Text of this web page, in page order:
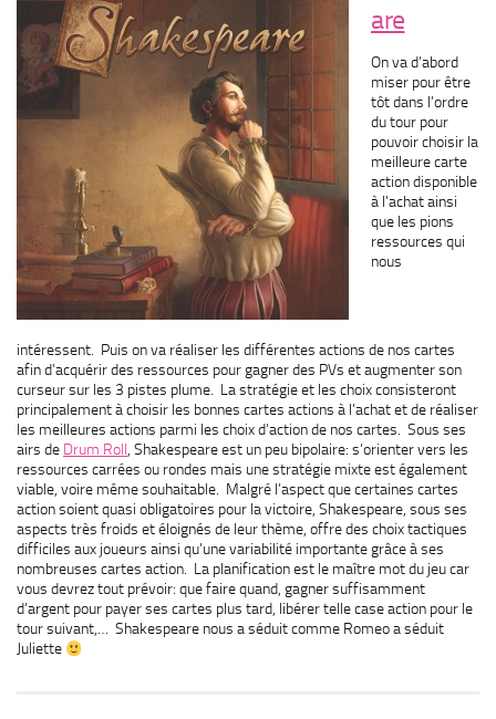
are
On va d’abord
miser pour être
tôt dans l’ordre
du tour pour
pouvoir choisir la
meilleure carte
action disponible
à l’achat ainsi
que les pions
ressources qui
nous
intéressent. Puis on va réaliser les différentes actions de nos cartes
afin d’acquérir des ressources pour gagner des PVs et augmenter son
curseur sur les 3 pistes plume. La stratégie et les choix consisteront
principalement à choisir les bonnes cartes actions à l’achat et de réaliser
les meilleures actions parmi les choix d’action de nos cartes. Sous ses
airs de Drum Roll, Shakespeare est un peu bipolaire: s’orienter vers les
ressources carrées ou rondes mais une stratégie mixte est également
viable, voire même souhaitable. Malgré l’aspect que certaines cartes
action soient quasi obligatoires pour la victoire, Shakespeare, sous ses
aspects très froids et éloignés de leur thème, offre des choix tactiques
difficiles aux joueurs ainsi qu’une variabilité importante grâce à ses
nombreuses cartes action. La planification est le maître mot du jeu car
vous devrez tout prévoir: que faire quand, gagner suffisamment
d’argent pour payer ses cartes plus tard, libérer telle case action pour le
tour suivant,… Shakespeare nous a séduit comme Romeo a séduit
Juliette